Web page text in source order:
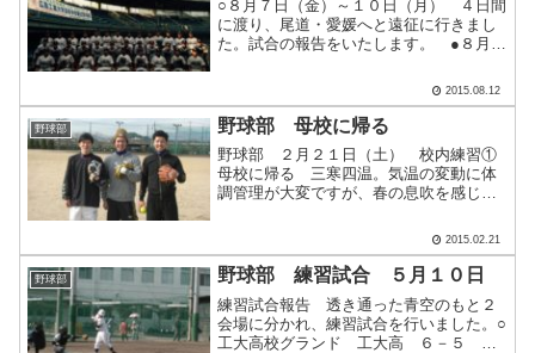
○８月７日（金）～１０日（月） ４日間
に渡り、尾道・愛媛へと遠征に行きまし
た。試合の報告をいたします。 ●８月７
校 ２－５ 西条農業高校 Ｐ大田
凌、斉藤、井野―Ｃ政岡 ２塁打：園生
２、山本雄 工大高.....
2015.08.12
野球部 野球部 母校に帰る
野球部 ２月２１日（土） 校内練習①
母校に帰る 三寒四温。気温の変動に体
調管理が大変ですが、春の息吹を感じる
ってきたようです。 今日、４年前の卒
業生（ＯＢ）が本校を訪ねてくれまし
た。こうして成長して顔を出.....
2015.02.21
野球部 野球部 練習試合 ５月１０日
練習試合報告 透き通った青空のもと２
会場に分かれ、練習試合を行いました。○
工大高校グランド 工大高 ６－５ 呉